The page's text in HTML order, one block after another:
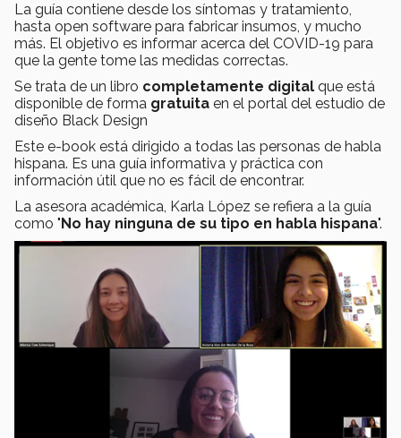
La guía contiene desde los síntomas y tratamiento,
hasta open software para fabricar insumos, y mucho
más. El objetivo es informar acerca del COVID-19 para
que la gente tome las medidas correctas.
Se trata de un libro completamente digital que está
disponible de forma gratuita en el portal del estudio de
diseño Black Design
Este e-book está dirigido a todas las personas de habla
hispana. Es una guía informativa y práctica con
información útil que no es fácil de encontrar.
La asesora académica, Karla López se refiera a la guía
como "No hay ninguna de su tipo en habla hispana".